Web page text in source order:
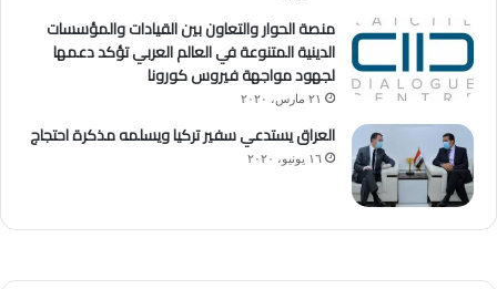
منصة الحوار والتعاون بين القيادات والمؤسسات
الدينية المتنوعة في العالم العربي تؤكد دعمها
لجهود مواجهة فيروس كورونا
٢١ مارس، ٢٠٢٠
العراق يستدعي سفير تركيا ويسلمه مذكرة احتجاج
١٦ يونيو، ٢٠٢٠